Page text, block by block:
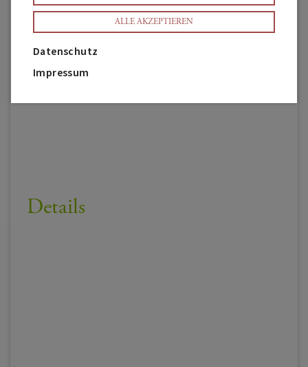
Details
ALLE AKZEPTIEREN
Datenschutz
Impressum